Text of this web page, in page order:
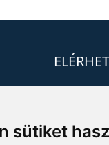
sütiket